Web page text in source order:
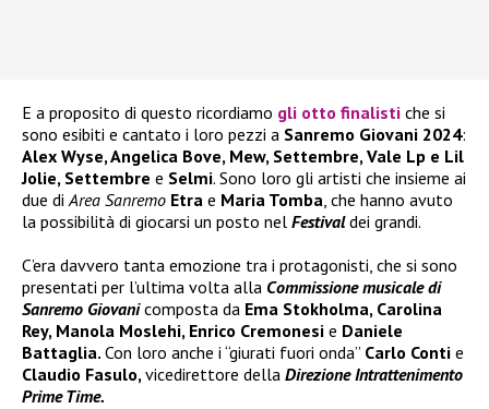
E a proposito di questo ricordiamo gli otto finalisti che si
sono esibiti e cantato i loro pezzi a Sanremo Giovani 2024:
Alex Wyse, Angelica Bove, Mew, Settembre, Vale Lp e Lil
Jolie, Settembre e Selmi. Sono loro gli artisti che insieme ai
due diArea Sanremo Etra e Maria Tomba, che hanno avuto
la possibilità di giocarsi un posto nel Festivaldei grandi.
C’era davvero tanta emozione tra i protagonisti, che si sono
presentati per l’ultima volta alla Commissione musicale di
Sanremo Giovanicomposta da Ema Stokholma, Carolina
Rey, Manola Moslehi, Enrico Cremonesi e Daniele
Battaglia. Con loro anche i “giurati fuori onda” Carlo Conti e
Claudio Fasulo,vicedirettore della Direzione Intrattenimento
Prime Time.